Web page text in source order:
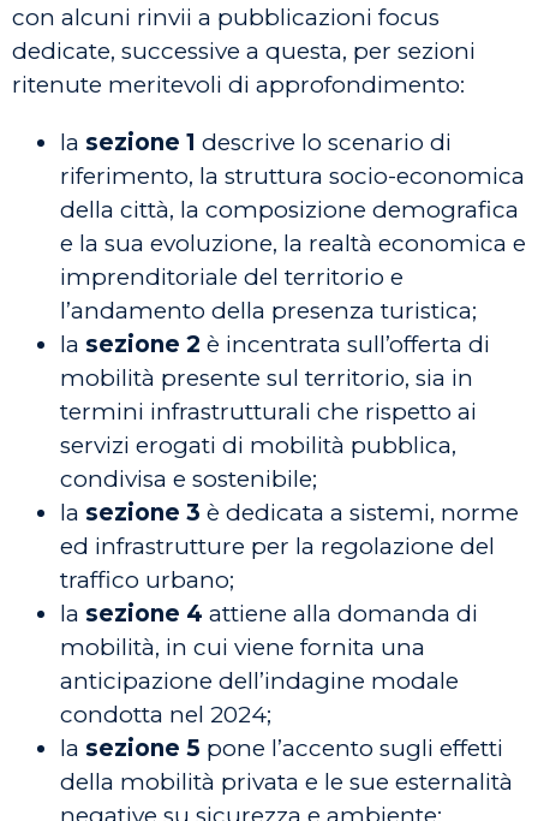
con alcuni rinvii a pubblicazioni focus
dedicate, successive a questa, per sezioni
ritenute meritevoli di approfondimento:
la sezione 1 descrive lo scenario di
riferimento, la struttura socio-economica
della città, la composizione demografica
e la sua evoluzione, la realtà economica e
imprenditoriale del territorio e
l’andamento della presenza turistica;
la sezione 2 è incentrata sull’offerta di
mobilità presente sul territorio, sia in
termini infrastrutturali che rispetto ai
servizi erogati di mobilità pubblica,
condivisa e sostenibile;
la sezione 3 è dedicata a sistemi, norme
ed infrastrutture per la regolazione del
traffico urbano;
la sezione 4 attiene alla domanda di
mobilità, in cui viene fornita una
anticipazione dell’indagine modale
condotta nel 2024;
la sezione 5 pone l’accento sugli effetti
della mobilità privata e le sue esternalità